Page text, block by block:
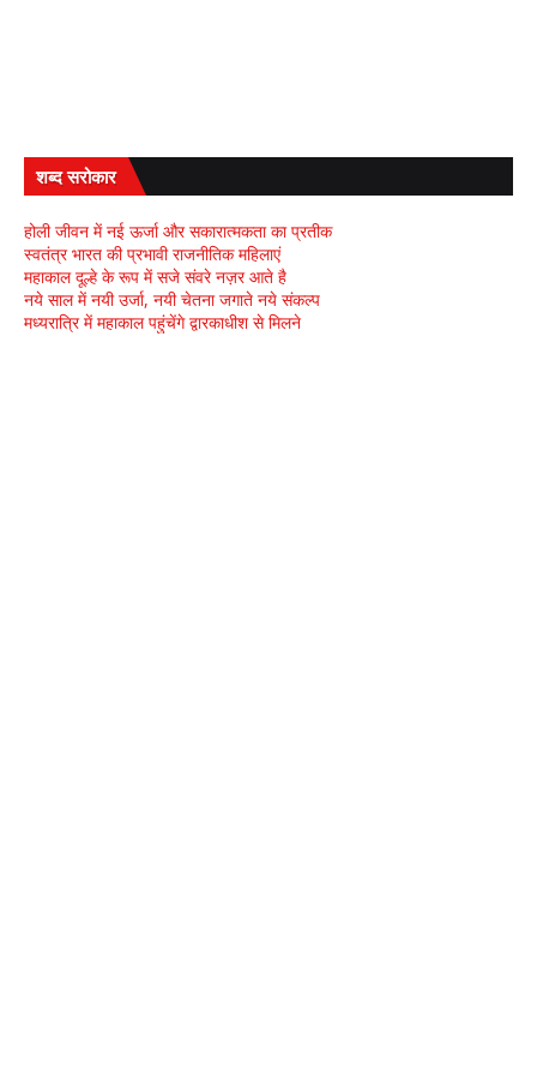
शब्द सरोकार
होली जीवन में नई ऊर्जा और सकारात्मकता का प्रतीक
स्वतंत्र भारत की प्रभावी राजनीतिक महिलाएं
महाकाल दूल्हे के रूप में सजे संवरे नज़र आते है
नये साल में नयी उर्जा, नयी चेतना जगाते नये संकल्प
मध्यरात्रि में महाकाल पहुंचेंगे द्वारकाधीश से मिलने